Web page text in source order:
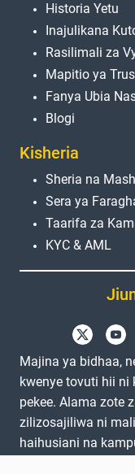
Historia Yetu
Inajulikana
Rasilimali za
Mapitio ya
Fanya Ubia
Blogi
Kisheria
Sheria na
Sera ya
Taarifa za
KYC & AML
Majina ya bidhaa,
kwenye tovuti hii
pekee. Alama zote
zilizosajiliwa ni
haihusiani na